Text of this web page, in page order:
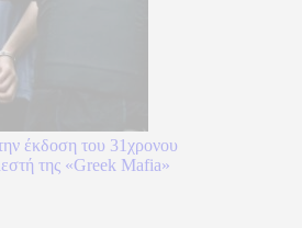
έκδοση του 31χρονου
της «Greek Mafia»